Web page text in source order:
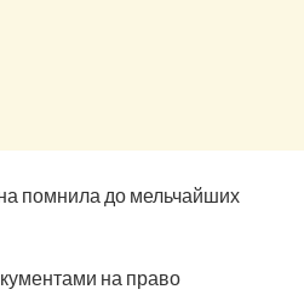
помнила до мельчайших
на право